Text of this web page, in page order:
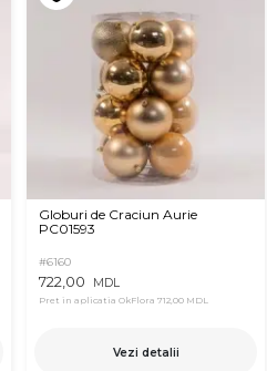
Globuri de Craciun Aurie
PC01593
#6160
722,00 MDL
Pret in aplicatia OkFlora 712,00 MDL
Vezi detalii